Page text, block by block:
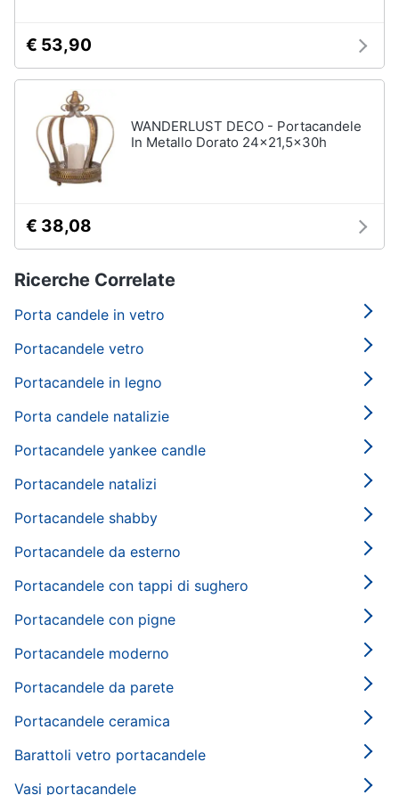
€ 53,90
WANDERLUST DECO - Portacandele
In Metallo Dorato 24x21,5x30h
€ 38,08
Ricerche Correlate
Porta candele in vetro
Portacandele vetro
Portacandele in legno
Porta candele natalizie
Portacandele yankee candle
Portacandele natalizi
Portacandele shabby
Portacandele da esterno
Portacandele con tappi di sughero
Portacandele con pigne
Portacandele moderno
Portacandele da parete
Portacandele ceramica
Barattoli vetro portacandele
Vasi portacandele